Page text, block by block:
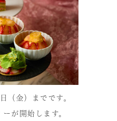
（金）までです。
が開始します。